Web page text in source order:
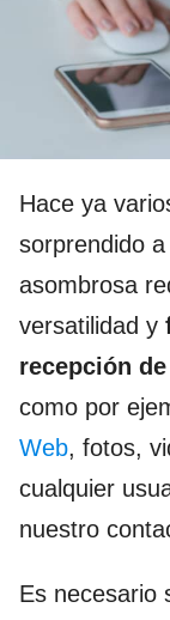
Hace ya
sorprendido
asombrosa
versatilidad y
recepción
como por
Web, fotos,
cualquier
nuestro
Es necesario